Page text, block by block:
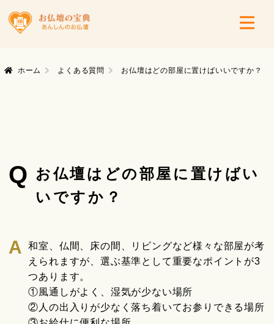
ホーム よくある質問 お仏壇はどの部屋に置けばいいですか？
Q お仏壇はどの部屋に置けばい
いですか？
和室、仏間、床の間、リビングなど様々な部屋が考
えられますが、選ぶ基準として重要なポイントが3
つあります。
①風通しがよく、湿気が少ない場所
②人の出入りが少なく落ち着いてお参りできる場所